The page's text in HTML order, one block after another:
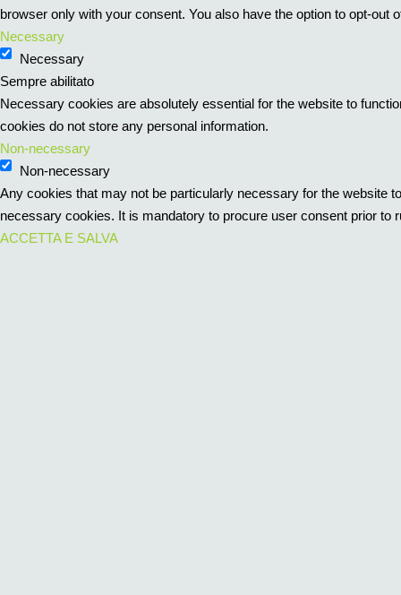
browser only with your consent. You also have the option to opt-
Necessary
Necessary
Sempre abilitato
Necessary cookies are absolutely essential for the website to
cookies do not store any personal information.
Non-necessary
Non-necessary
Any cookies that may not be particularly necessary for the website
necessary cookies. It is mandatory to procure user consent prior to
ACCETTA E SALVA